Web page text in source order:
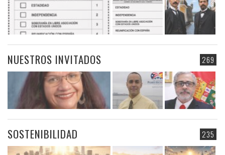
269
NUESTROS INVITADOS
235
SOSTENIBILIDAD